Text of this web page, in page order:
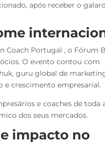
após receber o
Coach Portugal , o Fórum
O evento contou com
guru global de
e crescimento empresarial.
e coaches de toda
dos seus mercados.
impacto no